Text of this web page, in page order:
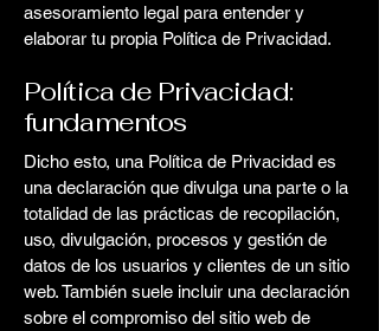
asesoramiento legal para entender y
elaborar tu propia Política de Privacidad.
Política de Privacidad:
fundamentos
Dicho esto, una Política de Privacidad es
una declaración que divulga una parte o la
totalidad de las prácticas de recopilación,
uso, divulgación, procesos y gestión de
datos de los usuarios y clientes de un sitio
web. También suele incluir una declaración
sobre el compromiso del sitio web de